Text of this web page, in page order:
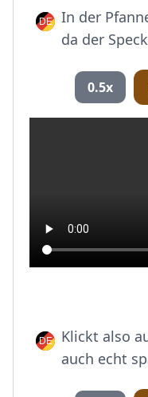
In der
da der
0.5x
Klickt also
auch echt